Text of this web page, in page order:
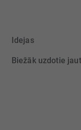
Idejas
Biežāk uzdotie